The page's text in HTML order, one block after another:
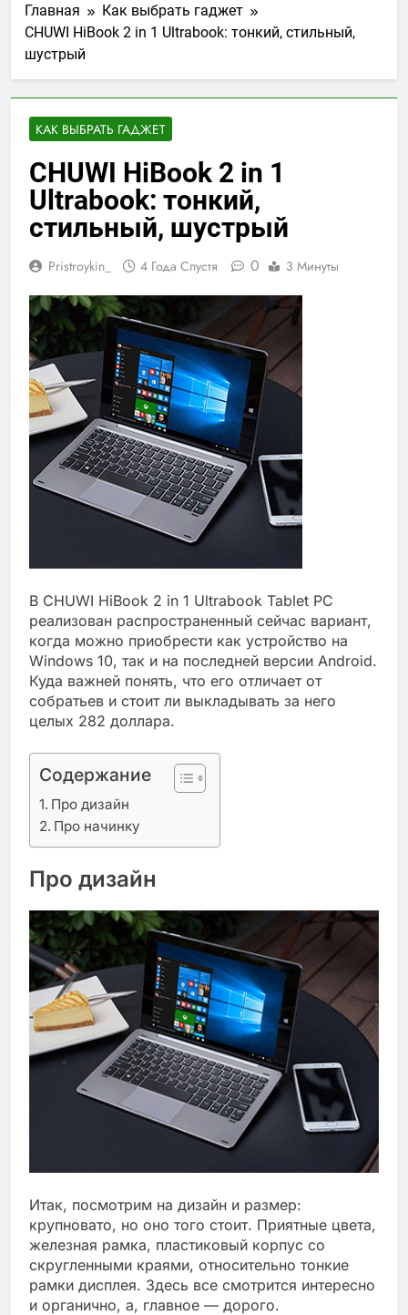
Главная
Как выбрать гаджет
CHUWI HiBook 2 in 1 Ultrabook: тонкий, стильный,
шустрый
КАК ВЫБРАТЬ ГАДЖЕТ
CHUWI HiBook 2 in 1
Ultrabook: тонкий,
стильный, шустрый
Pristroykin_ 4 Года Спустя 0 3 Минуты
В CHUWI HiBook 2 in 1 Ultrabook Tablet PC
реализован распространенный сейчас вариант,
когда можно приобрести как устройство на
Windows 10, так и на последней версии Android.
Куда важней понять, что его отличает от
собратьев и стоит ли выкладывать за него
целых 282 доллара.
Содержание
Про дизайн
Про начинку
Про дизайн
Итак, посмотрим на дизайн и размер:
крупновато, но оно того стоит. Приятные цвета,
железная рамка, пластиковый корпус со
скругленными краями, относительно тонкие
рамки дисплея. Здесь все смотрится интересно
и органично, а, главное — дорого.